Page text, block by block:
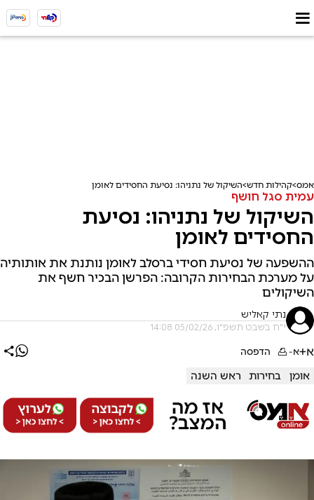
אמס קהילות חדש השיקול של נתניהו: נסיעת החסידים לאומן
עמית סגל חושף
השיקול של נתניהו: נסיעת
החסידים לאומן
ההשפעה של נסיעת חסידי ברסלב לאומן נותנת את אותותיה
על מערכת הבחירות הקרובה: הפרשן הבכיר חשף את
השיקולים
נתי קאליש
י"ח בשבט תשפ"ו, 05/02/26 14:08
א+א- הדפסה
אומן בחירות ראש השנה